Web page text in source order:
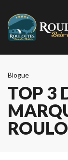
Blogue
TOP 3